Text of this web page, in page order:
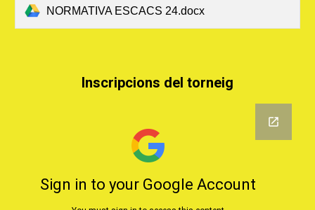
NORMATIVA ESCACS 24.docx
Inscripcions del torneig